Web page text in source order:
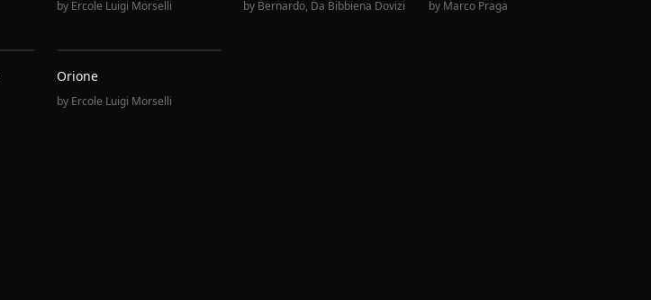
by Ercole Luigi Morselli by Bernardo,‏ Da Bibbiena Dovizi by Marco Praga
Orione
by Ercole Luigi Morselli